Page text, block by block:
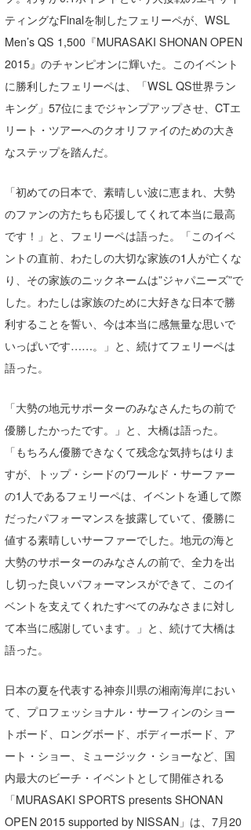
ティングなFinalを制したフェリーペが、WSL
Men’s QS 1,500『MURASAKI SHONAN OPEN
2015』のチャンピオンに輝いた。このイベント
に勝利したフェリーペは、「WSL QS世界ラン
キング」57位にまでジャンプアップさせ、CTエ
リート・ツアーへのクオリファイのための大き
なステップを踏んだ。
「初めての日本で、素晴しい波に恵まれ、大勢
のファンの方たちも応援してくれて本当に最高
です！」と、フェリーペは語った。「このイベ
ントの直前、わたしの大切な家族の1人が亡くな
り、その家族のニックネームは”ジャパニーズ”で
した。わたしは家族のために大好きな日本で勝
利することを誓い、今は本当に感無量な思いで
いっぱいです……。」と、続けてフェリーペは
語った。
「大勢の地元サポーターのみなさんたちの前で
優勝したかったです。」と、大橋は語った。
「もちろん優勝できなくて残念な気持ちはりま
すが、トップ・シードのワールド・サーファー
の1人であるフェリーペは、イベントを通して際
だったパフォーマンスを披露していて、優勝に
値する素晴しいサーファーでした。地元の海と
大勢のサポーターのみなさんの前で、全力を出
し切った良いパフォーマンスができて、このイ
ベントを支えてくれたすべてのみなさまに対し
て本当に感謝しています。」と、続けて大橋は
語った。
日本の夏を代表する神奈川県の湘南海岸におい
て、プロフェッショナル・サーフィンのショー
トボード、ロングボード、ボディーボード、ア
ート・ショー、ミュージック・ショーなど、国
内最大のビーチ・イベントとして開催される
「MURASAKI SPORTS presents SHONAN
OPEN 2015 supported by NISSAN」は、7月20